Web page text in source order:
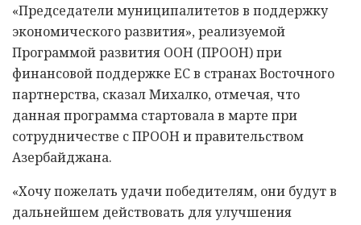
«Председатели муниципалитетов в поддержку
экономического развития», реализуемой
Программой развития ООН (ПРООН) при
финансовой поддержке ЕС в странах Восточного
партнерства, сказал Михалко, отмечая, что
данная программа стартовала в марте при
сотрудничестве с ПРООН и правительством
Азербайджана.
«Хочу пожелать удачи победителям, они будут в
дальнейшем действовать для улучшения